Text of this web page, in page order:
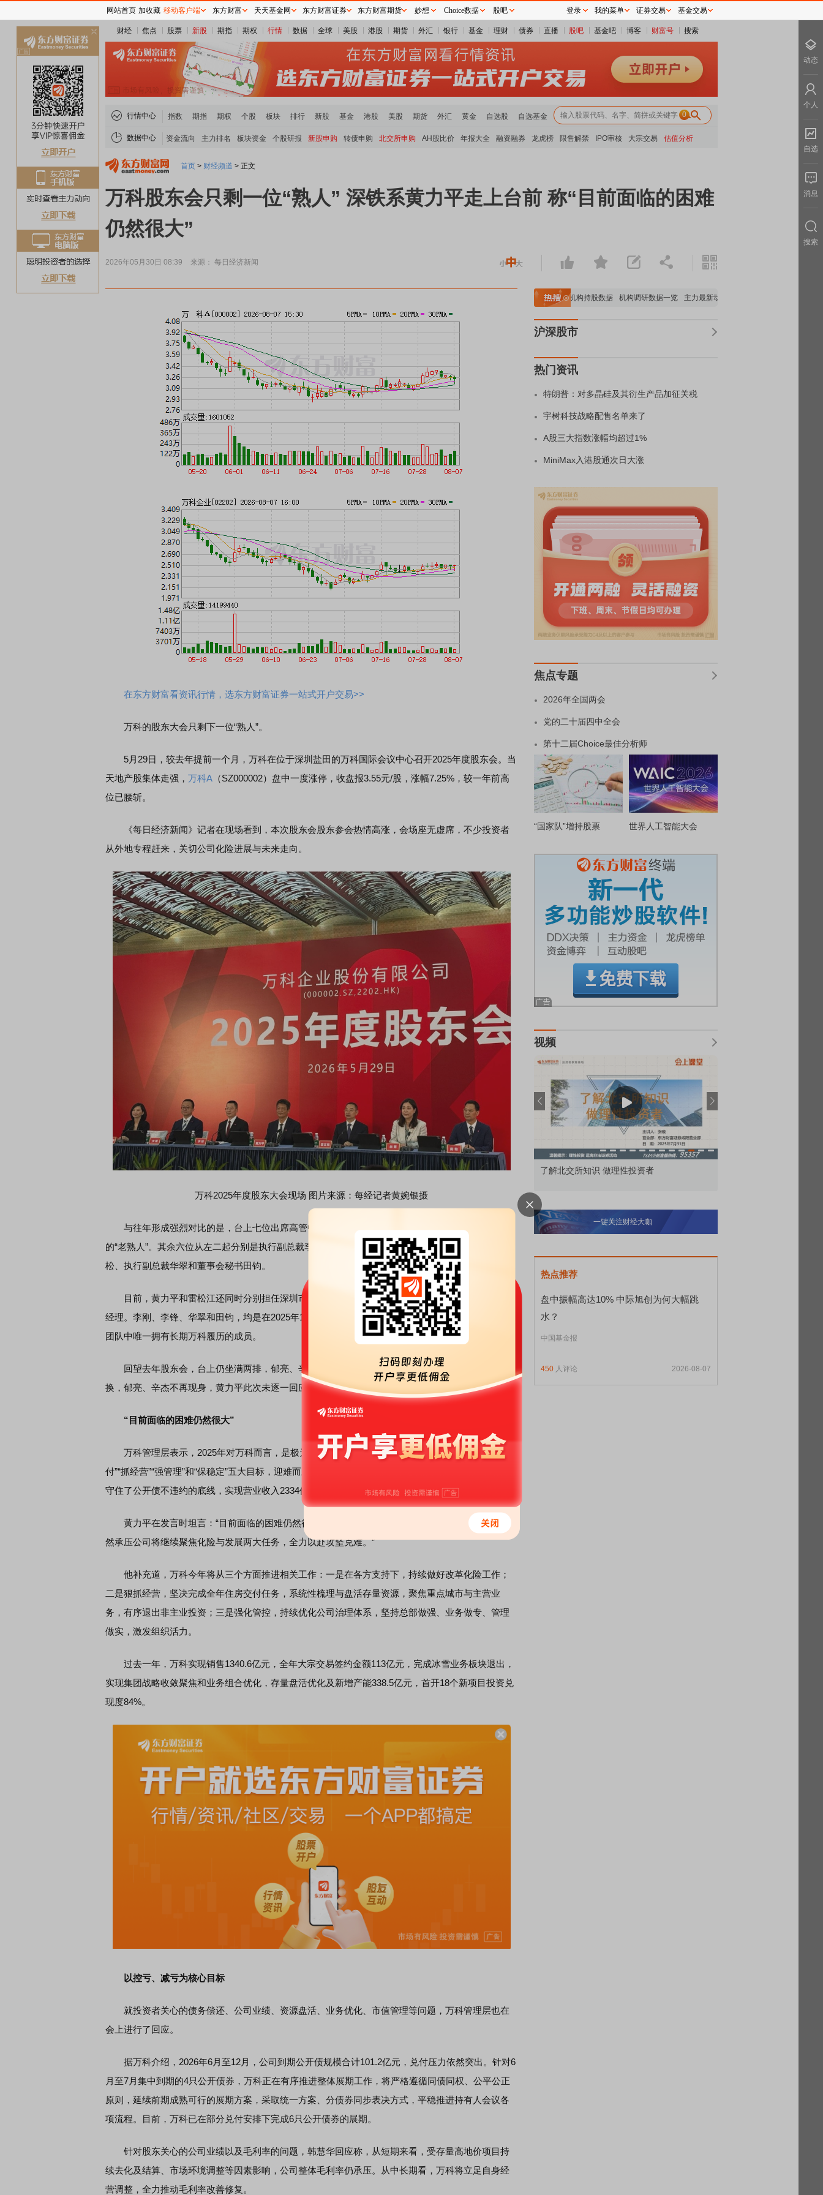
财经 焦点 股票 新股 期指 期权 行情 数据 全球 美股 港股 期货 外汇 银行 基金 理财 债券 直播 股吧 基金吧 博客 财富号 搜索
行情中心 指数 期指 期权 个股 板块 排行 新股 基金 港股 美股 期货 外汇 黄金 自选股 自选基金 0
数据中心 资金流向 主力排名 板块资金 个股研报 新股申购 转债申购 北交所申购 AH股比价 年报大全 融资融券 龙虎榜 限售解禁 IPO审核 大宗交易 估值分析
首页 > 财经频道 > 正文
万科股东会只剩一位“熟人” 深铁系黄力平走上台前 称“目前面临的困难
仍然很大”
2026年05月30日 08:39 来源： 每日经济新闻
在东方财富看资讯行情，选东方财富证券一站式开户交易>>
万科的股东大会只剩下一位“熟人”。
5月29日，较去年提前一个月，万科在位于深圳盐田的万科国际会议中心召开2025年度股东会。当
天地产股集体走强， 万科A （SZ000002）盘中一度涨停，收盘报3.55元/股，涨幅7.25%，较一年前高
位已腰斩。
《每日经济新闻》记者在现场看到，本次股东会股东参会热情高涨，会场座无虚席，不少投资者
从外地专程赶来，关切公司化险进展与未来走向。
万科2025年度股东大会现场 图片来源：每经记者黄婉银摄
与往年形成强烈对比的是，台上七位出席高管中，仅财务负责人韩慧华（上图左一）是多年参会
的“老熟人”。其余六位从左二起分别是执行副总裁李刚、执行副总裁李锋、董事长黄力平、董事雷江
松、执行副总裁华翠和董事会秘书田钧。
目前，黄力平和雷松江还同时分别担任深圳市地铁集团有限公司（以下简称深铁）总经理、副总
经理。李刚、李锋、华翠和田钧，均是在2025年1月才进入万科，韩慧华2008年加入万科，是本届高管
团队中唯一拥有长期万科履历的成员。
回望去年股东会，台上仍坐满两排，郁亮、辛杰居中，黄力平坐在郁亮身旁。如今舞台彻底轮
换，郁亮、辛杰不再现身，黄力平此次未逐一回应股东提问，仅在提问环节前作开场发言。
“目前面临的困难仍然很大”
万科管理层表示，2025年对万科而言，是极为艰难、直面挑战的一年，公司围绕“保交付”“保兑
付”“抓经营”“强管理”和“保稳定”五大目标，迎难而上完成11.7万套房屋交付，在各方支持和自身努力下
守住了公开债不违约的底线，实现营业收入2334亿元。
黄力平在发言时坦言：“目前面临的困难仍然很大，经营层面尚未有实质性改善，债务和流动性依
然承压公司将继续聚焦化险与发展两大任务，全力以赴攻坚克难。”
他补充道，万科今年将从三个方面推进相关工作：一是在各方支持下，持续做好改革化险工作；
二是狠抓经营，坚决完成全年住房交付任务，系统性梳理与盘活存量资源，聚焦重点城市与主营业
务，有序退出非主业投资；三是强化管控，持续优化公司治理体系，坚持总部做强、业务做专、管理
做实，激发组织活力。
过去一年，万科实现销售1340.6亿元，全年大宗交易签约金额113亿元，完成冰雪业务板块退出，
实现集团战略收敛聚焦和业务组合优化，存量盘活优化及新增产能338.5亿元，首开18个新项目投资兑
现度84%。
以控亏、减亏为核心目标
就投资者关心的债务偿还、公司业绩、资源盘活、业务优化、市值管理等问题，万科管理层也在
会上进行了回应。
据万科介绍，2026年6月至12月，公司到期公开债规模合计101.2亿元，兑付压力依然突出。针对6
月至7月集中到期的4只公开债券，万科正在有序推进整体展期工作，将严格遵循同债同权、公平公正
原则，延续前期成熟可行的展期方案，采取统一方案、分债券同步表决方式，平稳推进持有人会议各
项流程。目前，万科已在部分兑付安排下完成6只公开债券的展期。
针对股东关心的公司业绩以及毛利率的问题，韩慧华回应称，从短期来看，受存量高地价项目持
续去化及结算、市场环境调整等因素影响，公司整体毛利率仍承压。从中长期看，万科将立足自身经
营调整，全力推动毛利率改善修复。
重要机构持股数据 机构调研数据一览 主力最新动向
沪深股市
热门资讯
特朗普：对多晶硅及其衍生产品加征关税
宇树科技战略配售名单来了
A股三大指数涨幅均超过1%
MiniMax入港股通次日大涨
焦点专题
2026年全国两会
党的二十届四中全会
第十二届Choice最佳分析师
“国家队”增持股票 世界人工智能大会
视频
连线｜东方财富证券陈果：A股再平衡的
债券知识通识：从基础认知到特色品种 了解北交所知识 做理性投资者 市价委托那么多种，究竟怎么用？
一键关注财经大咖
热点推荐
盘中振幅高达10% 中际旭创为何大幅跳
水？
中国基金报
450 人评论 2026-08-07
网站首页 加收藏 移动客户端 东方财富 天天基金网 东方财富证券 东方财富期货 妙想 Choice数据 股吧 登录 我的菜单 证券交易 基金交易
动态
个人
自选
消息
搜索
关